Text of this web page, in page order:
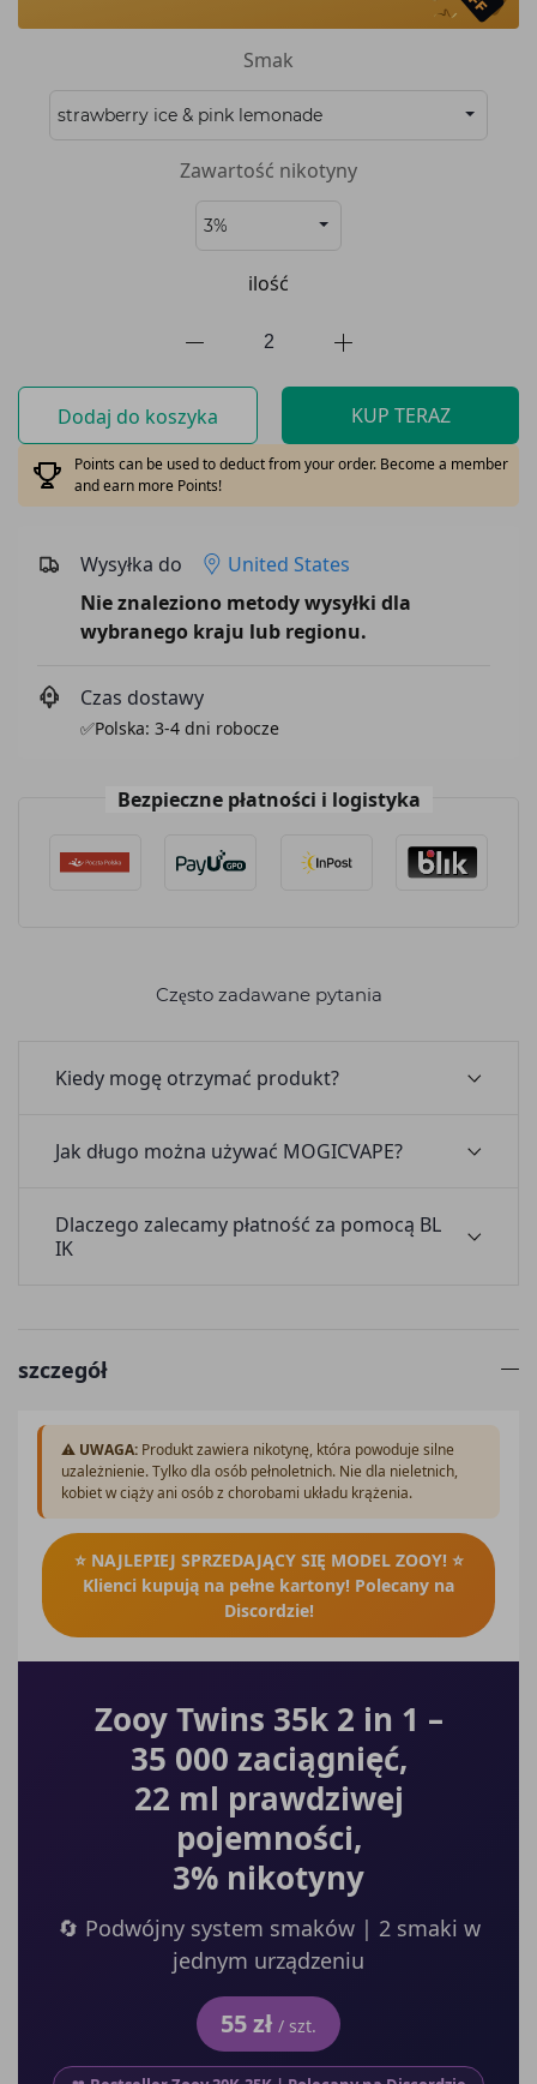
Smak
Zawartość nikotyny
ilość
Dodaj do koszyka KUP TERAZ
Points can be used to deduct from your order. Become a member
and earn more Points!
Wysyłka do
United States
Nie znaleziono metody wysyłki dla
wybranego kraju lub regionu.
Czas dostawy
✅Polska: 3-4 dni robocze
Bezpieczne płatności i logistyka
Często zadawane pytania
Kiedy mogę otrzymać produkt?
Jak długo można używać MOGICVAPE?
Dlaczego zalecamy płatność za pomocą BL
IK
szczegół
⚠️ UWAGA: Produkt zawiera nikotynę, która powoduje silne
uzależnienie. Tylko dla osób pełnoletnich. Nie dla nieletnich,
kobiet w ciąży ani osób z chorobami układu krążenia.
⭐ NAJLEPIEJ SPRZEDAJĄCY SIĘ MODEL ZOOY! ⭐
Klienci kupują na pełne kartony! Polecany na
Discordzie!
Zooy Twins 35k 2 in 1 –
35 000 zaciągnięć,
22 ml prawdziwej
pojemności,
3% nikotyny
🔄 Podwójny system smaków | 2 smaki w
jednym urządzeniu
55 zł / szt.